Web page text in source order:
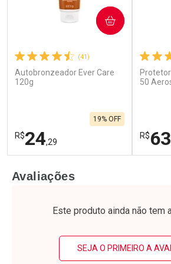
(41)
Autobronzeador Ever Care
120g
R$24,29
19% OFF
COMPRAR
Laboratório
Por Menos
50
R$63
Por
Avaliações
Este produto ainda não tem
SEJA O PRIMEIRO A